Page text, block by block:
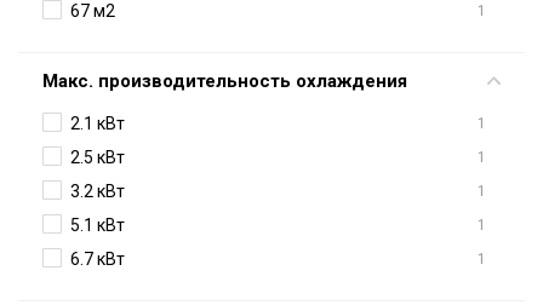
67 м2 1
Макс. производительность охлаждения
2.1 кВт 1
2.5 кВт 1
3.2 кВт 1
5.1 кВт 1
6.7 кВт 1